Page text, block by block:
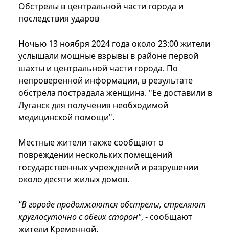
Обстрелы в центральной части города и
последствия ударов
Ночью 13 ноября 2024 года около 23:00 жители
услышали мощные взрывы в районе первой
шахты и центральной части города. По
непроверенной информации, в результате
обстрела пострадала женщина. "Ее доставили в
Луганск для получения необходимой
медицинской помощи".
Местные жители также сообщают о
повреждении нескольких помещений
государственных учреждений и разрушении
около десяти жилых домов.
"В городе продолжаются обстрелы, стреляют
круглосуточно с обеих сторон", - сообщают
жители Кременной.